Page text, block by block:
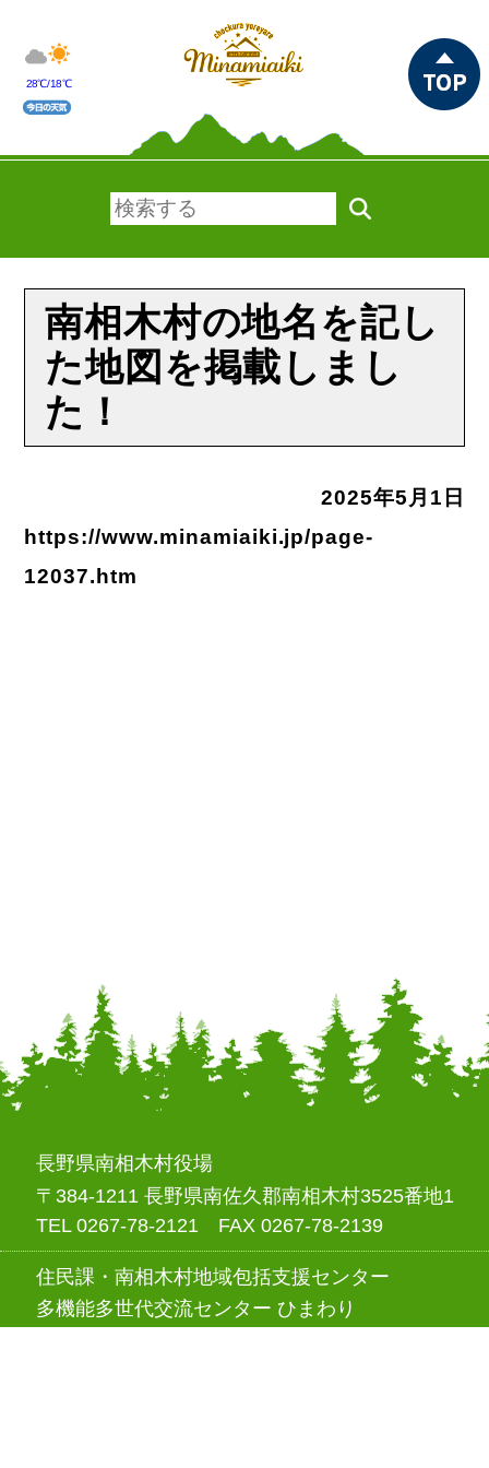
28℃/18℃
南相木村の地名を記し
た地図を掲載しまし
た！
2025年5月1日
https://www.minamiaiki.jp/page-
12037.htm
長野県南相木村役場
〒384-1211 長野県南佐久郡南相木村3525番地1
TEL 0267-78-2121 FAX 0267-78-2139
住民課・南相木村地域包括支援センター
多機能多世代交流センター ひまわり